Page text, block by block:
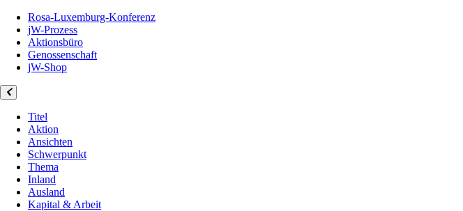
Rosa-Luxemburg-Konferenz
jW-Prozess
Aktionsbüro
Genossenschaft
jW-Shop
Titel
Aktion
Ansichten
Schwerpunkt
Thema
Inland
Ausland
Kapital & Arbeit